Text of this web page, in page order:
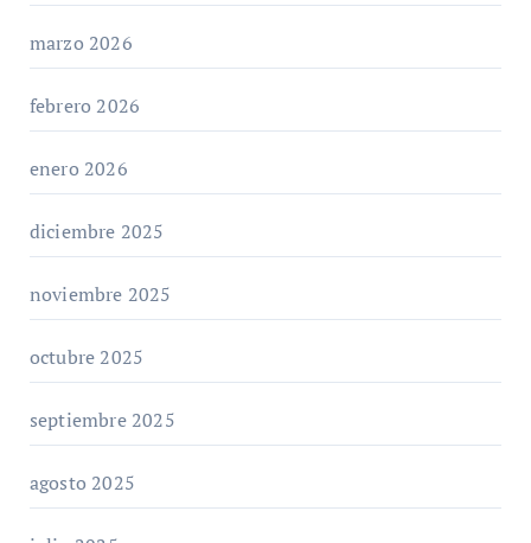
marzo 2026
febrero 2026
enero 2026
diciembre 2025
noviembre 2025
octubre 2025
septiembre 2025
agosto 2025